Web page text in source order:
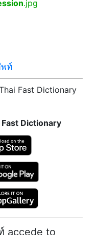
.jpg
ท์
Fast Dictionary
Fast Dictionary
accede to